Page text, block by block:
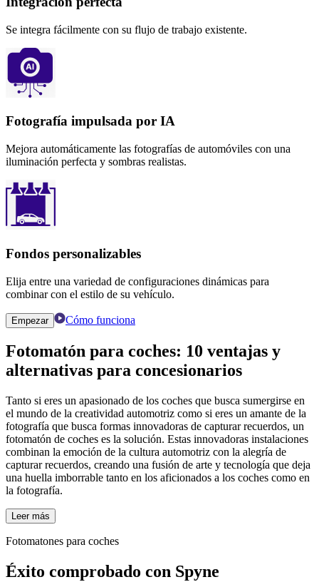
Se integra fácilmente con su flujo de trabajo existente.
Fotografía impulsada por IA
Mejora automáticamente las fotografías de automóviles con una
iluminación perfecta y sombras realistas.
Fondos personalizables
Elija entre una variedad de configuraciones dinámicas para
combinar con el estilo de su vehículo.
Empezar Cómo funciona
Fotomatón para coches: 10 ventajas y
alternativas para concesionarios
Tanto si eres un apasionado de los coches que busca sumergirse en
el mundo de la creatividad automotriz como si eres un amante de la
fotografía que busca formas innovadoras de capturar recuerdos, un
fotomatón de coches es la solución. Estas innovadoras instalaciones
combinan la emoción de la cultura automotriz con la alegría de
capturar recuerdos, creando una fusión de arte y tecnología que deja
una huella imborrable tanto en los aficionados a los coches como en
la fotografía.
Leer más
Fotomatones para coches
Éxito comprobado con Spyne